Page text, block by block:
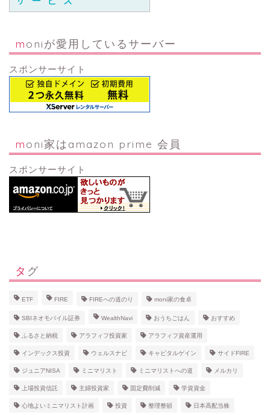
moniが愛用しているサーバー
スポンサーサイト
moni家はamazon prime 会員
スポンサーサイト
タグ
ETF FIRE FIREへの道のり moni家の食卓
SBIネオモバイル証券 WealthNavi おうちごはん おすすめ
ふるさと納税 アラフィフ投資家 アラフィフ資産運用
インデックス投資 ウェルスナビ キャピタルゲイン サイドFIRE
ジュニアNISA ミニマリスト ミニマリストへの道 メルカリ
上場投資信託 主婦投資家 固定費削減 学資資金
心地よいミニマリスト計画 投資 整理整頓 日本高配当株